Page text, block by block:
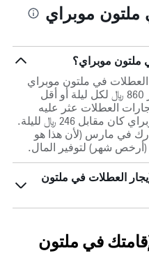
ملتون موبراي
ملتون موبراي؟
العطلات في ملتون موبراي
861 ﷼ لكل ليلة ، ولكن يعتبر سعر 860 ﷼ لكل ليلة أو أقل
العطلات عثر عليه
المستخدمون مؤخراً في ملتون موبراي كان مقابل 246 ﷼ لليلة.
في مارس (لأن هذا هو
(أرخص شهر) لتوفير المال.
العطلات في ملتون
في ملتون